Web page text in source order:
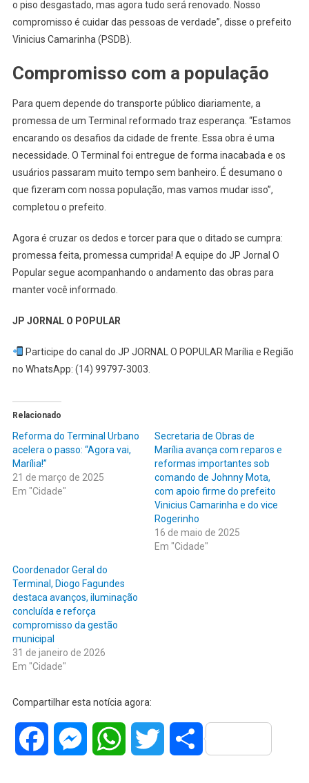
o piso desgastado, mas agora tudo será renovado. Nosso
compromisso é cuidar das pessoas de verdade”, disse o prefeito
Vinicius Camarinha (PSDB).
Compromisso com a população
Para quem depende do transporte público diariamente, a
promessa de um Terminal reformado traz esperança. “Estamos
encarando os desafios da cidade de frente. Essa obra é uma
necessidade. O Terminal foi entregue de forma inacabada e os
usuários passaram muito tempo sem banheiro. É desumano o
que fizeram com nossa população, mas vamos mudar isso”,
completou o prefeito.
Agora é cruzar os dedos e torcer para que o ditado se cumpra:
promessa feita, promessa cumprida! A equipe do JP Jornal O
Popular segue acompanhando o andamento das obras para
manter você informado.
JP JORNAL O POPULAR
Participe do canal do JP JORNAL O POPULAR Marília e Região
no WhatsApp: (14) 99797-3003.
Relacionado
Reforma do Terminal Urbano
acelera o passo: “Agora vai,
Marília!”
21 de março de 2025
Em "Cidade"
Secretaria de Obras de
Marília avança com reparos e
reformas importantes sob
comando de Johnny Mota,
com apoio firme do prefeito
Vinicius Camarinha e do vice
Rogerinho
16 de maio de 2025
Em "Cidade"
Coordenador Geral do
Terminal, Diogo Fagundes
destaca avanços, iluminação
concluída e reforça
compromisso da gestão
municipal
31 de janeiro de 2026
Em "Cidade"
Compartilhar esta notícia agora:
Facebook MessengerWhatsAppTwitter Share